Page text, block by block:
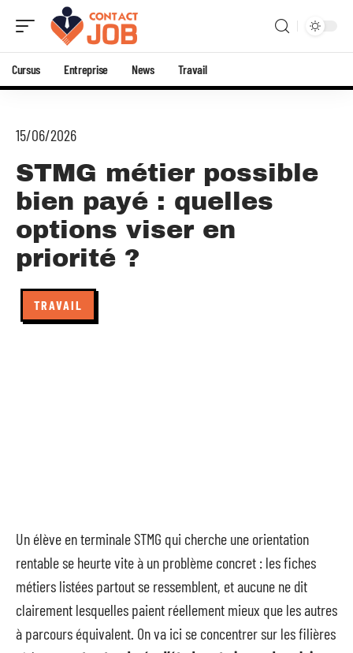
Cursus Entreprise News Travail
15/06/2026
STMG métier possible
bien payé : quelles
options viser en
priorité ?
TRAVAIL
Un élève en terminale STMG qui cherche une orientation
rentable se heurte vite à un problème concret : les fiches
métiers listées partout se ressemblent, et aucune ne dit
clairement lesquelles paient réellement mieux que les autres
à parcours équivalent. On va ici se concentrer sur les filières